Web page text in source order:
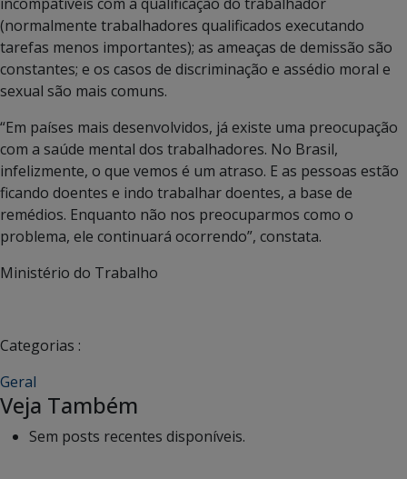
(normalmente trabalhadores qualificados executando
tarefas menos importantes); as ameaças de demissão são
constantes; e os casos de discriminação e assédio moral e
sexual são mais comuns.
“Em países mais desenvolvidos, já existe uma preocupação
com a saúde mental dos trabalhadores. No Brasil,
infelizmente, o que vemos é um atraso. E as pessoas estão
ficando doentes e indo trabalhar doentes, a base de
remédios. Enquanto não nos preocuparmos como o
problema, ele continuará ocorrendo”, constata.
Ministério do Trabalho
Categorias :
Geral
Veja Também
Sem posts recentes disponíveis.